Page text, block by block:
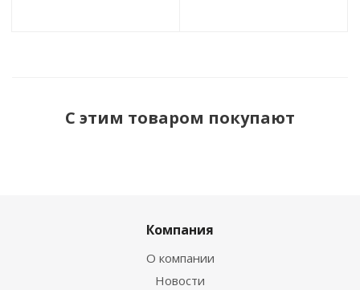
С этим товаром покупают
Компания
О компании
Новости